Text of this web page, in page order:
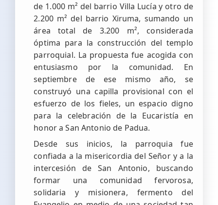
de 1.000 m² del barrio Villa Lucía y otro de
2.200 m² del barrio Xiruma, sumando un
área total de 3.200 m², considerada
óptima para la construcción del templo
parroquial. La propuesta fue acogida con
entusiasmo por la comunidad. En
septiembre de ese mismo año, se
construyó una capilla provisional con el
esfuerzo de los fieles, un espacio digno
para la celebración de la Eucaristía en
honor a San Antonio de Padua.
Desde sus inicios, la parroquia fue
confiada a la misericordia del Señor y a la
intercesión de San Antonio, buscando
formar una comunidad fervorosa,
solidaria y misionera, fermento del